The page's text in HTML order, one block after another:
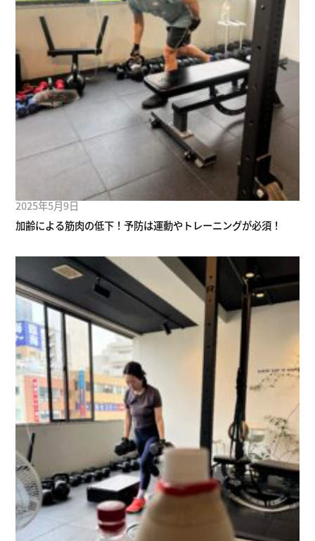
2025年5月9日
加齢による筋肉の低下！予防は運動やトレーニングが必須！